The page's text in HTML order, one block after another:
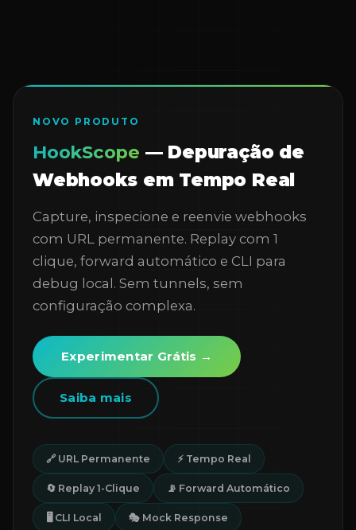
NOVO PRODUTO
HookScope — Depuração de
Webhooks em Tempo Real
Capture, inspecione e reenvie webhooks
com URL permanente. Replay com 1
clique, forward automático e CLI para
debug local. Sem tunnels, sem
configuração complexa.
Experimentar Grátis →
Saiba mais
🔗 URL Permanente ⚡ Tempo Real
🔄 Replay 1-Clique 📡 Forward Automático
🖥️ CLI Local 🎭 Mock Response